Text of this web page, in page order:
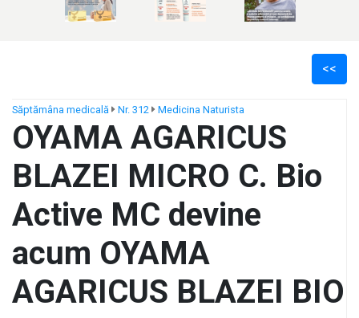
<<
Săptămâna medicală Nr. 312 Medicina Naturista
OYAMA AGARICUS
BLAZEI MICRO C. Bio
Active MC devine
acum OYAMA
AGARICUS BLAZEI BIO